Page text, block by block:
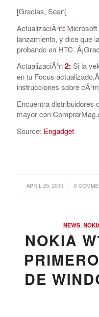
[Gracias, Sean]
ActualizaciÃ³n:
lanzamiento, y dice que
probando en HTC.
ActualizaciÃ³n2: Si la
en tu Focus actualizado,Â
instrucciones sobre
Encuentra distribuidores
mayor con
Source: Engadget
APRIL 25, 2011
/ 0 /
NEWS,
NOKIA
DE